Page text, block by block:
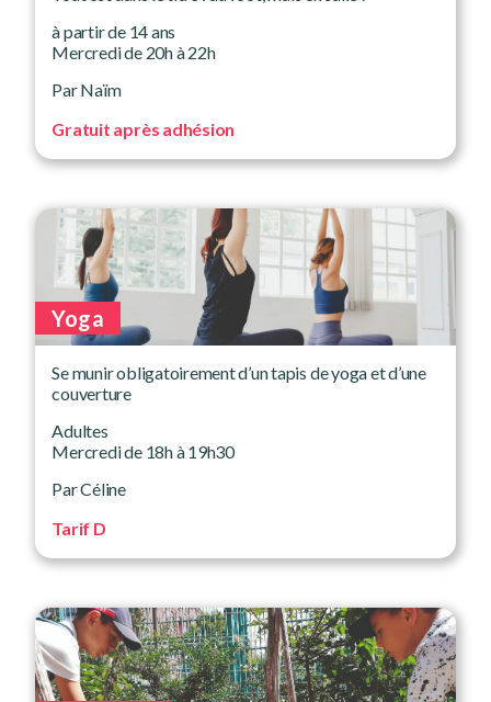
à partir de 14 ans
Mercredi de 20h à 22h
Par Naïm
Gratuit après adhésion
Yoga
Se munir obligatoirement d’un tapis de yoga et d’une
couverture
Adultes
Mercredi de 18h à 19h30
Par Céline
Tarif D